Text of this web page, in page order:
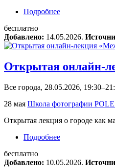
Подробнее
бесплатно
Добавлено: 14.05.2026.
Открытая онлайн-
Все города, 28.05.2026,
28 мая Школа фотографии
Открытая лекция о городе как
Подробнее
бесплатно
Добавлено: 10.05.2026.